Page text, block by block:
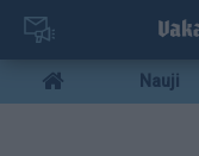
Pereiti
pagrindinį
turinį
Mobile
menu
Nauji